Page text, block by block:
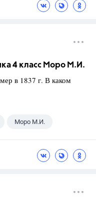
4 класс Моро М.И.
в 1837 г. В каком
Моро М.И.